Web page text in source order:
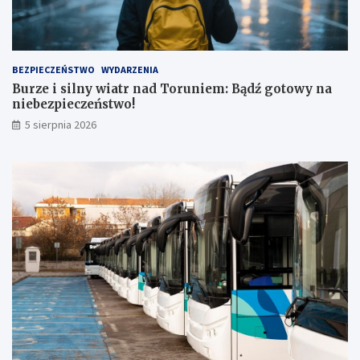
BEZPIECZEŃSTWO WYDARZENIA
Burze i silny wiatr nad Toruniem: Bądź gotowy na
niebezpieczeństwo!
5 sierpnia 2026